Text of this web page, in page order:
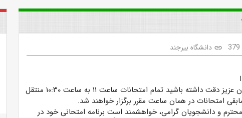
379
link دانشگاه بیرجند
دانشجویان عزیز دقت داشته باشید تمام امتحانات ساعت ۱۱ به ساعت ۱۰:۳۰ منتقل
امتحانات در همان ساعت مقرر برگزار خواهند شد.
و دانشجویان گرامی، خواهشمند است برنامه امتحانی خود در